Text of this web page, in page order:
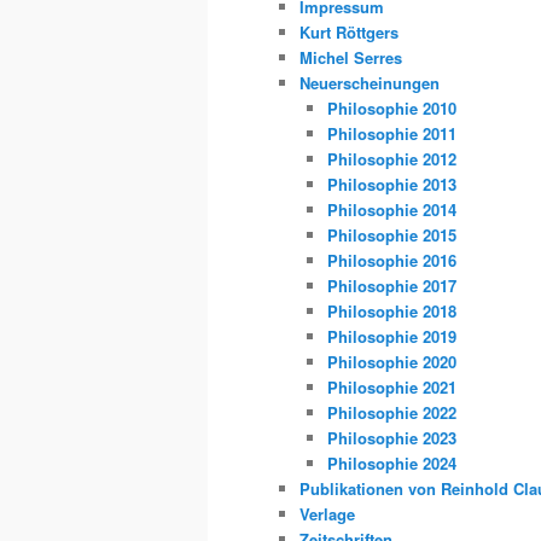
Impressum
Kurt Röttgers
Michel Serres
Neuerscheinungen
Philosophie 2010
Philosophie 2011
Philosophie 2012
Philosophie 2013
Philosophie 2014
Philosophie 2015
Philosophie 2016
Philosophie 2017
Philosophie 2018
Philosophie 2019
Philosophie 2020
Philosophie 2021
Philosophie 2022
Philosophie 2023
Philosophie 2024
Publikationen von Reinhold
Verlage